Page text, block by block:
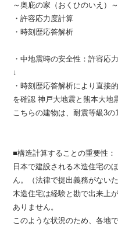
～奥庇の家（おくひのいえ）～
・許容応力度計算
・時刻歴応答解析
・中地震時の安全性：許容応
↓
・時刻歴応答解析により直接
を確認 神戸大地震と熊本大地
こちらの建物は、耐震等級3の
■構造計算することの重要性：
日本で建設される木造住宅の
ん。（法律で提出義務がないた
木造住宅は経験と勘で出来上
ありません。
このような状況のため、各地